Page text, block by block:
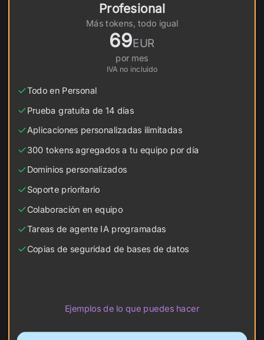
Profesional
Más tokens, todo igual
69EUR
por mes
IVA no incluido
Todo en Personal
Prueba gratuita de 14 días
Aplicaciones personalizadas ilimitadas
300 tokens agregados a tu equipo por día
Dominios personalizados
Soporte prioritario
Colaboración en equipo
Tareas de agente IA programadas
Copias de seguridad de bases de datos
Ejemplos de lo que puedes hacer